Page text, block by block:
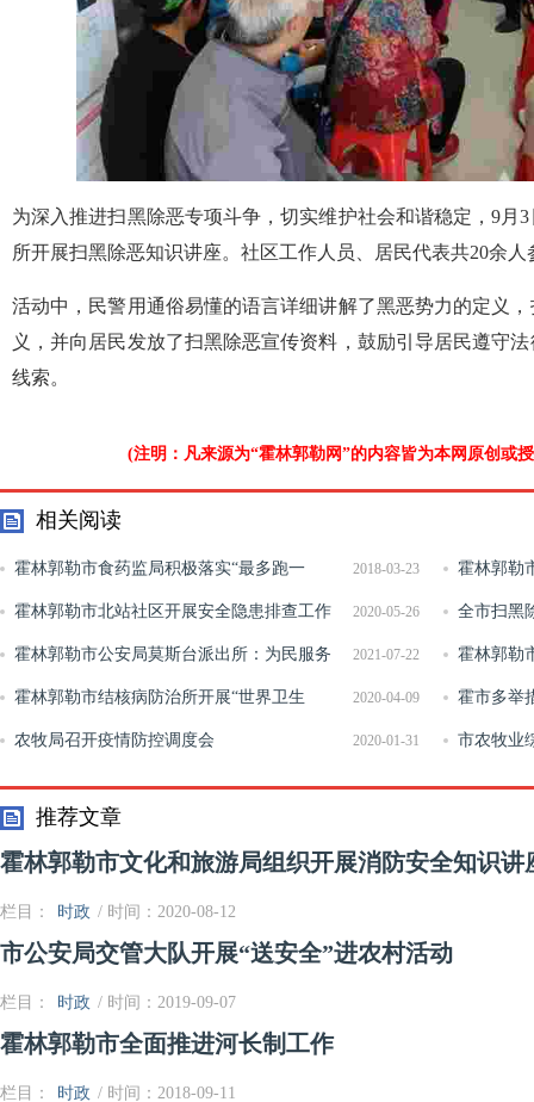
为深入推进扫黑除恶专项斗争，切实维护社会和谐稳定，9月
所开展扫黑除恶知识讲座。社区工作人员、居民代表共20余人
活动中，民警用通俗易懂的语言详细讲解了黑恶势力的定义
义，并向居民发放了扫黑除恶宣传资料，鼓励引导居民遵守
线索。
(注明：凡来源为“霍林郭勒网”的内容皆为本网原创或
相关阅读
2018-03-23
霍林郭勒市食药监局积极落实“最多跑一
次”改革工作
霍林郭勒
2020-05-26
霍林郭勒市北站社区开展安全隐患排查工作 全市扫黑
开
2021-07-22
霍林郭勒市公安局莫斯台派出所：为民服务
不停歇 小事彰显大情怀
霍林郭勒
务清雪保畅
2020-04-09
霍林郭勒市结核病防治所开展“世界卫生
日”鼠疫宣传活动
霍市多举
工作
2020-01-31
农牧局召开疫情防控调度会 市农牧业
场开展全面
推荐文章
霍林郭勒市文化和旅游局组织开展消防安全知识讲
栏目： 时政 / 时间：2020-08-12
市公安局交管大队开展“送安全”进农村活动
栏目： 时政 / 时间：2019-09-07
霍林郭勒市全面推进河长制工作
栏目： 时政 / 时间：2018-09-11